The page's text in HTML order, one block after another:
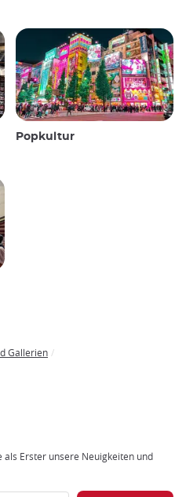
Popkultur
Gallerien
als Erster unsere Neuigkeiten und